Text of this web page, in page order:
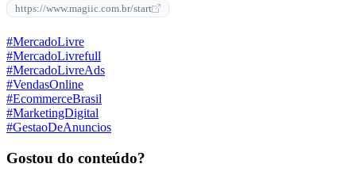
https://www.magiic.com.br/start
#MercadoLivre
#MercadoLivrefull
#MercadoLivreAds
#VendasOnline
#EcommerceBrasil
#MarketingDigital
#GestaoDeAnuncios
Gostou do conteúdo?